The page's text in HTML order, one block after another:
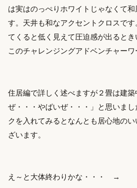
は実はのっぺりホワイトじゃなくて
す。天井も和なアクセントクロスで
てくると低く見えて圧迫感が出ると
このチャレンジングアドベンチャーワ
住居編で詳しく述べますが２畳は建
ぜ・・・やばいぜ・・・」と思いま
クを入れてみるとなんとも居心地の
ざいます。
え～と大体終わりかな・・・ →